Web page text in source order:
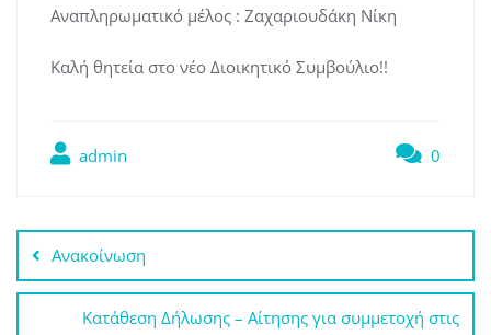
Αναπληρωματικό μέλος : Ζαχαριουδάκη Νίκη
Καλή θητεία στο νέο Διοικητικό Συμβούλιο!!
admin 0
Πλοήγηση
άρθρων
Ανακοίνωση
Κατάθεση Δήλωσης – Αίτησης για συμμετοχή στις